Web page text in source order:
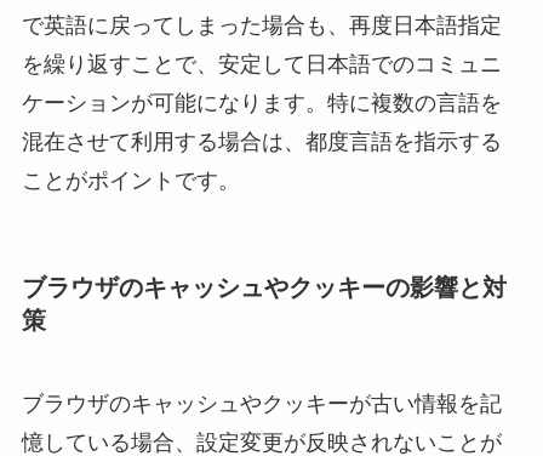
で英語に戻ってしまった場合も、再度日本語指定
を繰り返すことで、安定して日本語でのコミュニ
ケーションが可能になります。特に複数の言語を
混在させて利用する場合は、都度言語を指示する
ことがポイントです。
ブラウザのキャッシュやクッキーの影響と対
策
ブラウザのキャッシュやクッキーが古い情報を記
憶している場合、設定変更が反映されないことが